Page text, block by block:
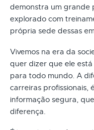
demonstra um grande
explorado com
própria sede dessas
Vivemos na era da
quer dizer que ele
para todo mundo. A
carreiras profissionais,
informação segura,
diferença.